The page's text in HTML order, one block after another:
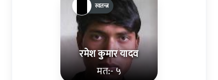
रमेश कुमार यादव
मत:- ५
स्वतन्त्र